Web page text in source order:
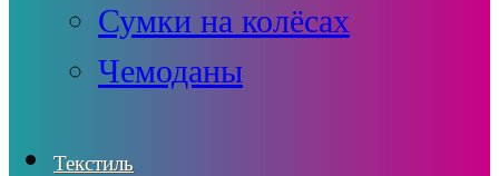
Сумки на колёсах
Чемоданы
Текстиль